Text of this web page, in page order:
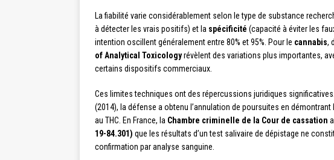
La fiabilité varie considérablement selon le type de substance
à détecter les vrais positifs) et la spécificité (capacité à éviter les
intention oscillent généralement entre 80% et 95%. Pour le cannabis,
of Analytical Toxicologyrévèlent des variations plus importantes,
certains dispositifs commerciaux.
Ces limites techniques ont des répercussions juridiques
(2014), la défense a obtenu l’annulation de poursuites en
au THC. En France, la Chambre criminelle de la Cour de cassation
19-84.301) que les résultats d’un test salivaire de dépistage ne
confirmation par analyse sanguine.